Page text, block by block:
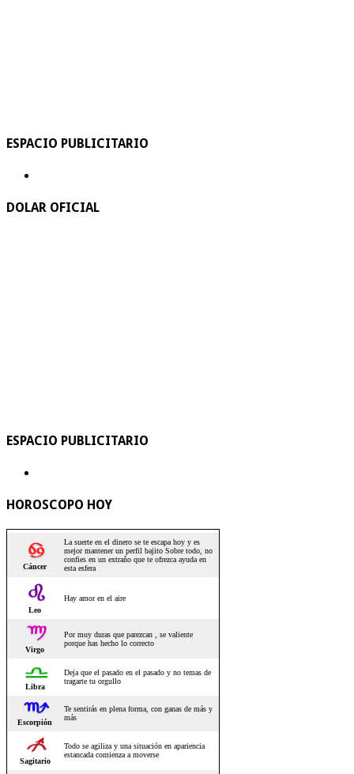
ESPACIO PUBLICITARIO
DOLAR OFICIAL
ESPACIO PUBLICITARIO
HOROSCOPO HOY